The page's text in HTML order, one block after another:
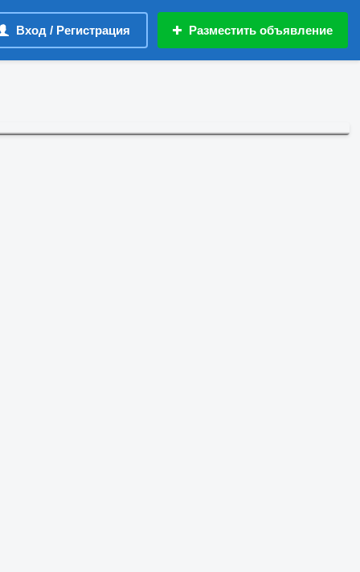
Вход / Регистрация Разместить объявление